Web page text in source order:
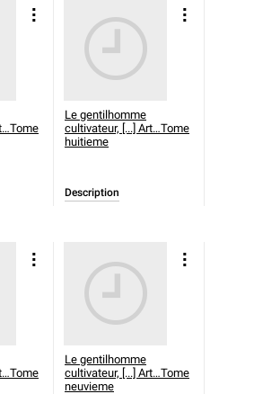
Le gentilhomme
cultivateur, [...] Art…Tome
huitieme
Description
Le gentilhomme
cultivateur, [...] Art…Tome
neuvieme